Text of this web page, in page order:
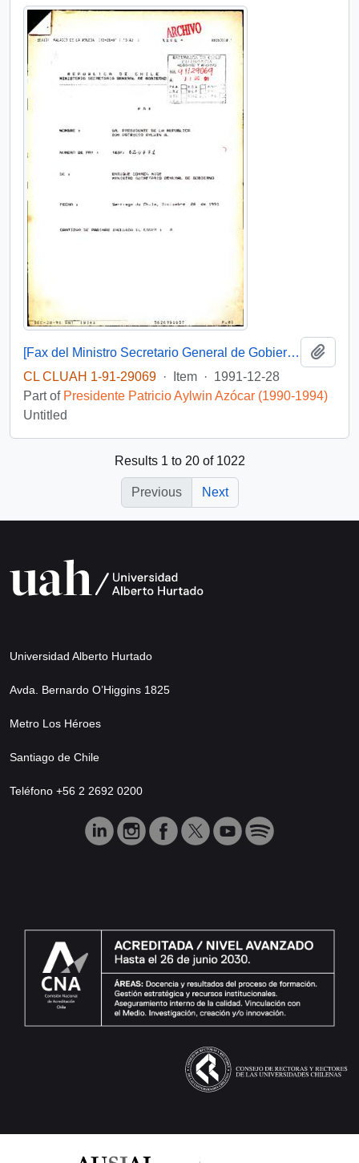
[Fax del Ministro Secretario General de Gobierno adjuntando conferencia de prensa de fin de año con un balance global]
CL CLUAH 1-91-29069 · Item · 1991-12-28
Part of Presidente Patricio Aylwin Azócar (1990-1994)
Untitled
Results 1 to 20 of 1022
Previous Next
Universidad Alberto Hurtado
Avda. Bernardo O’Higgins 1825
Metro Los Héroes
Santiago de Chile
Teléfono +56 2 2692 0200